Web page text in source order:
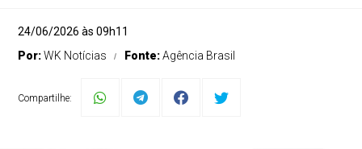
24/06/2026 às 09h11
Por:WK Notícias Fonte:Agência Brasil
Compartilhe: